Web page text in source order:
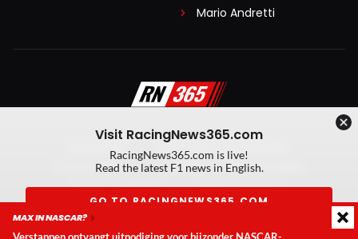
Mario Andretti
Algemene voorwaarden
Privacy Policy
Created by On Your Marks
Privacy manager
Kansspeluitingen
© 2026 RacingNews365. Alle rechten voorbehouden
Visit RacingNews365.com
RacingNews365.com is live!
Read the latest F1 news in English.
GO TO RACINGNEWS365.COM
Don't show again
MAX IN NASCAR?